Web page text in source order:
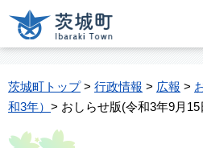
茨城町トップ> 行政情報 > 広報 >
和3年） > おしらせ版(令和3年9月15